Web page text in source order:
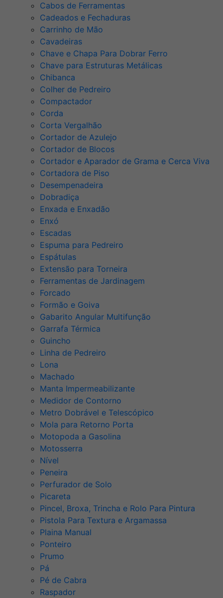
Cabos de Ferramentas
Cadeados e Fechaduras
Carrinho de Mão
Cavadeiras
Chave e Chapa Para Dobrar Ferro
Chave para Estruturas Metálicas
Chibanca
Colher de Pedreiro
Compactador
Corda
Corta Vergalhão
Cortador de Azulejo
Cortador de Blocos
Cortador e Aparador de Grama e Cerca Viva
Cortadora de Piso
Desempenadeira
Dobradiça
Enxada e Enxadão
Enxó
Escadas
Espuma para Pedreiro
Espátulas
Extensão para Torneira
Ferramentas de Jardinagem
Forcado
Formão e Goiva
Gabarito Angular Multifunção
Garrafa Térmica
Guincho
Linha de Pedreiro
Lona
Machado
Manta Impermeabilizante
Medidor de Contorno
Metro Dobrável e Telescópico
Mola para Retorno Porta
Motopoda a Gasolina
Motosserra
Nível
Peneira
Perfurador de Solo
Picareta
Pincel, Broxa, Trincha e Rolo Para Pintura
Pistola Para Textura e Argamassa
Plaina Manual
Ponteiro
Prumo
Pá
Pé de Cabra
Raspador